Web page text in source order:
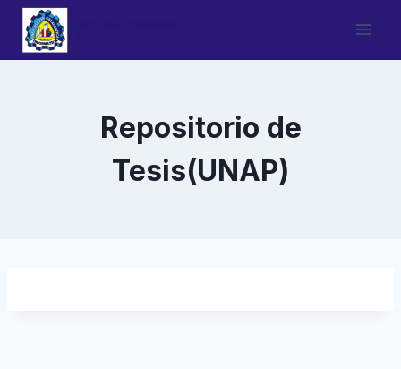
Saltar
contenido
Repositorio de
Tesis(UNAP)